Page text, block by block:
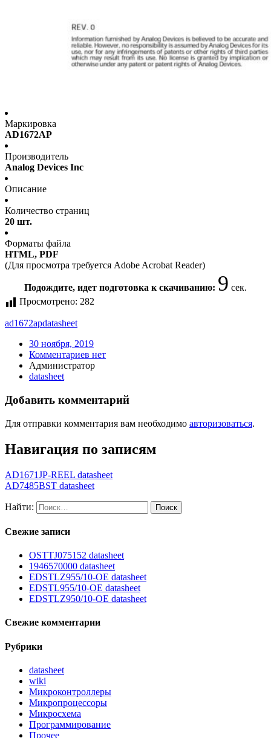
Маркировка
AD1672AP
Производитель
Analog Devices Inc
Описание
Количество страниц
20 шт.
Форматы файла
HTML, PDF
(Для просмотра требуется Adobe Acrobat Reader)
Подождите, идет подготовка к скачиванию: 9 сек.
Просмотрено: 282
ad1672apdatasheet
30 ноября, 2019
Комментариев нет
Администратор
datasheet
Добавить комментарий
Для отправки комментария вам необходимо авторизоваться.
Навигация по записям
AD1671JP-REEL datasheet
AD7485BST datasheet
Найти:
Свежие записи
OSTTJ075152 datasheet
1946570000 datasheet
EDSTLZ955/10-OE datasheet
EDSTL955/10-OE datasheet
EDSTLZ950/10-OE datasheet
Свежие комментарии
Рубрики
datasheet
wiki
Микроконтроллеры
Микропроцессоры
Микросхема
Программирование
Прочее